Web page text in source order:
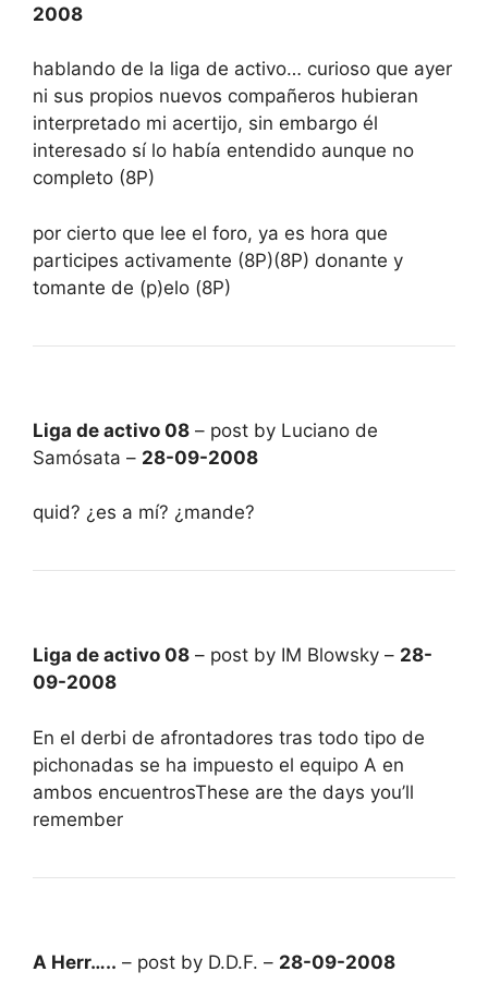
2008
hablando de la liga de activo… curioso que ayer
ni sus propios nuevos compañeros hubieran
interpretado mi acertijo, sin embargo él
interesado sí lo había entendido aunque no
completo (8P)
por cierto que lee el foro, ya es hora que
participes activamente (8P)(8P) donante y
tomante de (p)elo (8P)
Liga de activo 08 – post by Luciano de
Samósata – 28-09-2008
quid? ¿es a mí? ¿mande?
Liga de activo 08 – post by IM Blowsky – 28-
09-2008
En el derbi de afrontadores tras todo tipo de
pichonadas se ha impuesto el equipo A en
ambos encuentrosThese are the days you’ll
remember
A Herr….. – post by D.D.F. – 28-09-2008